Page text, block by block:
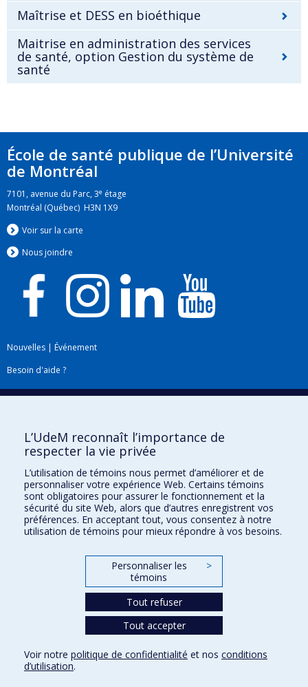
Maîtrise et DESS en bioéthique
Maitrise en administration des services
de santé, option Gestion du système de
santé
École de santé publique de l’Université
de Montréal
7101, avenue du Parc, 3e étage
Montréal (Québec) H3N 1X9
Voir sur la carte
Nous joindre
Nouvelles | Événement
Besoin d'aide ?
Plan du site|Accessibilité
Téléchargez les logos de l'ESPUM
Paramètres des témoins
L’UdeM reconnaît l’importance de
respecter la vie privée
L’utilisation de témoins nous permet d’améliorer et de
personnaliser votre expérience Web. Certains témoins
sont obligatoires pour assurer le fonctionnement et la
sécurité du site Web, alors que d’autres enregistrent vos
préférences. En acceptant tout, vous consentez à notre
utilisation de témoins pour mieux répondre à vos besoins.
Personnaliser les
témoins
>
Tout refuser
Tout accepter
Voir notre politique de confidentialité et nos conditions
d’utilisation.